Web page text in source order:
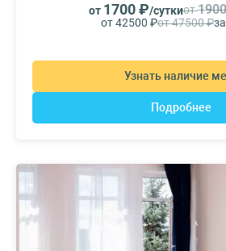
от 1700 ₽/суткиот
от 42500 ₽от 47500 ₽
Узнать наличие
Подробнее